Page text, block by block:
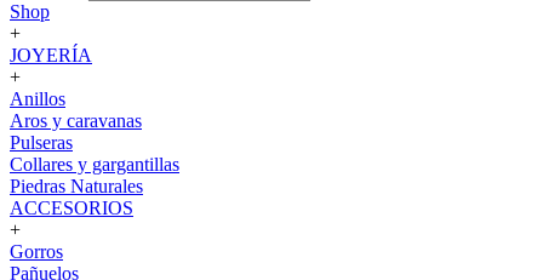
Shop
+
JOYERÍA
+
Anillos
Aros y caravanas
Pulseras
Collares y gargantillas
Piedras Naturales
ACCESORIOS
+
Gorros
Pañuelos